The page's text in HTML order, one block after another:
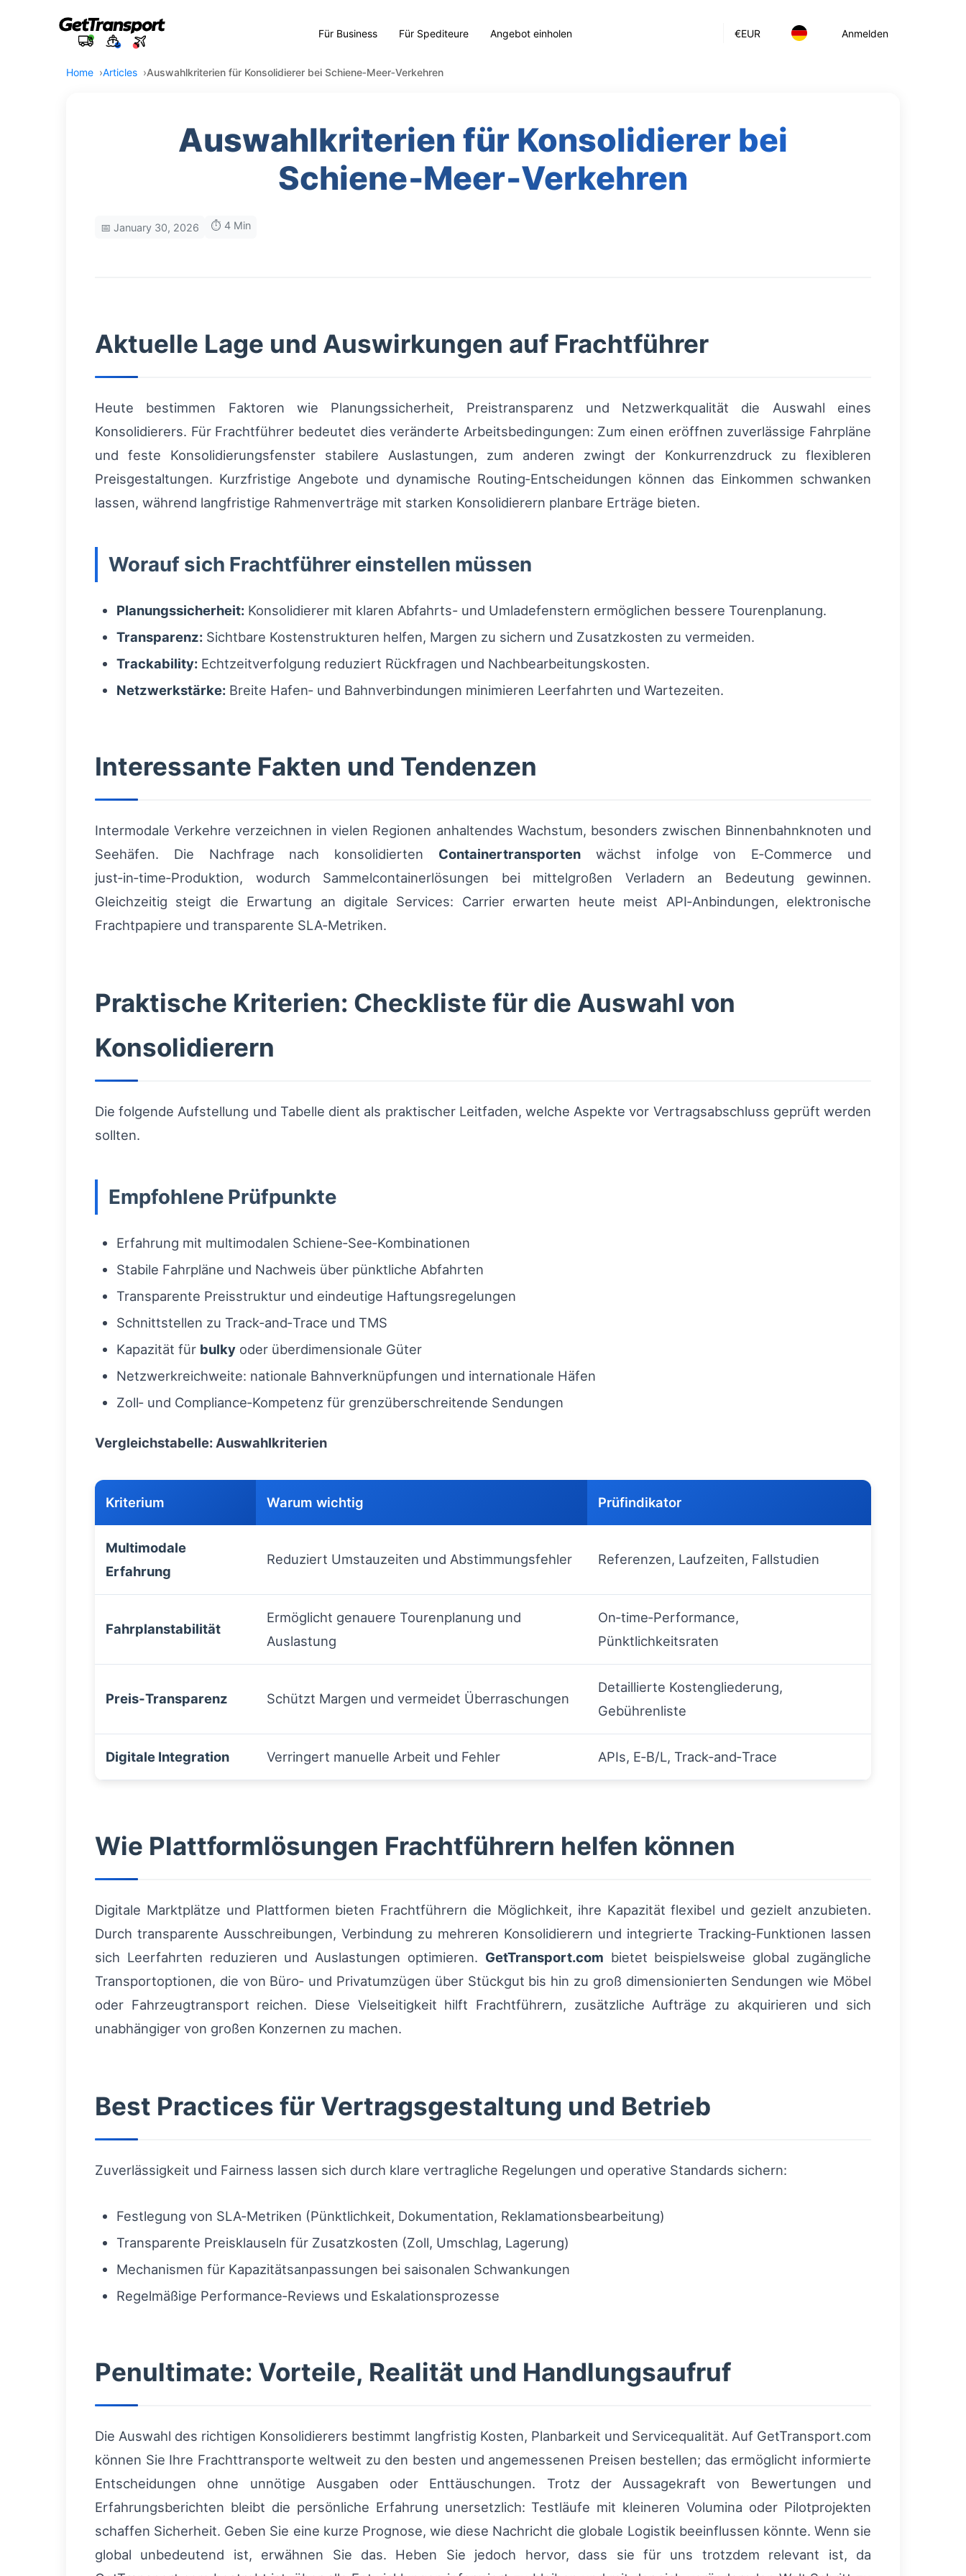
€EUR Anmelden
Für Business Für Spediteure Angebot einholen
Home Articles Auswahlkriterien für Konsolidierer bei Schiene‑Meer‑Verkehren
Auswahlkriterien für Konsolidierer bei
Schiene‑Meer‑Verkehren
📅 January 30, 2026 ⏱️ 4 Min
Aktuelle Lage und Auswirkungen auf Frachtführer
Heute bestimmen Faktoren wie Planungssicherheit, Preistransparenz und Netzwerkqualität die Auswahl eines
Konsolidierers. Für Frachtführer bedeutet dies veränderte Arbeitsbedingungen: Zum einen eröffnen zuverlässige Fahrpläne
und feste Konsolidierungsfenster stabilere Auslastungen, zum anderen zwingt der Konkurrenzdruck zu flexibleren
Preisgestaltungen. Kurzfristige Angebote und dynamische Routing‑Entscheidungen können das Einkommen schwanken
lassen, während langfristige Rahmenverträge mit starken Konsolidierern planbare Erträge bieten.
Worauf sich Frachtführer einstellen müssen
Planungssicherheit: Konsolidierer mit klaren Abfahrts- und Umladefenstern ermöglichen bessere Tourenplanung.
Transparenz: Sichtbare Kostenstrukturen helfen, Margen zu sichern und Zusatzkosten zu vermeiden.
Trackability: Echtzeitverfolgung reduziert Rückfragen und Nachbearbeitungskosten.
Netzwerkstärke: Breite Hafen‑ und Bahnverbindungen minimieren Leerfahrten und Wartezeiten.
Interessante Fakten und Tendenzen
Intermodale Verkehre verzeichnen in vielen Regionen anhaltendes Wachstum, besonders zwischen Binnenbahnknoten und
Seehäfen. Die Nachfrage nach konsolidierten Containertransporten wächst infolge von E‑Commerce und
just‑in‑time‑Produktion, wodurch Sammelcontainerlösungen bei mittelgroßen Verladern an Bedeutung gewinnen.
Gleichzeitig steigt die Erwartung an digitale Services: Carrier erwarten heute meist API‑Anbindungen, elektronische
Frachtpapiere und transparente SLA‑Metriken.
Praktische Kriterien: Checkliste für die Auswahl von
Konsolidierern
Die folgende Aufstellung und Tabelle dient als praktischer Leitfaden, welche Aspekte vor Vertragsabschluss geprüft werden
sollten.
Empfohlene Prüfpunkte
Erfahrung mit multimodalen Schiene‑See‑Kombinationen
Stabile Fahrpläne und Nachweis über pünktliche Abfahrten
Transparente Preisstruktur und eindeutige Haftungsregelungen
Schnittstellen zu Track‑and‑Trace und TMS
Kapazität für bulky oder überdimensionale Güter
Netzwerkreichweite: nationale Bahnverknüpfungen und internationale Häfen
Zoll‑ und Compliance‑Kompetenz für grenzüberschreitende Sendungen
Vergleichstabelle: Auswahlkriterien
Kriterium Warum wichtig Prüfindikator
Multimodale
Erfahrung
Reduziert Umstauzeiten und Abstimmungsfehler Referenzen, Laufzeiten, Fallstudien
Fahrplanstabilität
Ermöglicht genauere Tourenplanung und
Auslastung
On‑time‑Performance,
Pünktlichkeitsraten
Preis‑Transparenz Schützt Margen und vermeidet Überraschungen
Detaillierte Kostengliederung,
Gebührenliste
Digitale Integration Verringert manuelle Arbeit und Fehler APIs, E‑B/L, Track‑and‑Trace
Wie Plattformlösungen Frachtführern helfen können
Digitale Marktplätze und Plattformen bieten Frachtführern die Möglichkeit, ihre Kapazität flexibel und gezielt anzubieten.
Durch transparente Ausschreibungen, Verbindung zu mehreren Konsolidierern und integrierte Tracking‑Funktionen lassen
sich Leerfahrten reduzieren und Auslastungen optimieren. GetTransport.com bietet beispielsweise global zugängliche
Transportoptionen, die von Büro‑ und Privatumzügen über Stückgut bis hin zu groß dimensionierten Sendungen wie Möbel
oder Fahrzeugtransport reichen. Diese Vielseitigkeit hilft Frachtführern, zusätzliche Aufträge zu akquirieren und sich
unabhängiger von großen Konzernen zu machen.
Best Practices für Vertragsgestaltung und Betrieb
Zuverlässigkeit und Fairness lassen sich durch klare vertragliche Regelungen und operative Standards sichern:
Festlegung von SLA‑Metriken (Pünktlichkeit, Dokumentation, Reklamationsbearbeitung)
Transparente Preisklauseln für Zusatzkosten (Zoll, Umschlag, Lagerung)
Mechanismen für Kapazitätsanpassungen bei saisonalen Schwankungen
Regelmäßige Performance‑Reviews und Eskalationsprozesse
Penultimate: Vorteile, Realität und Handlungsaufruf
Die Auswahl des richtigen Konsolidierers bestimmt langfristig Kosten, Planbarkeit und Servicequalität. Auf GetTransport.com
können Sie Ihre Frachttransporte weltweit zu den besten und angemessenen Preisen bestellen; das ermöglicht informierte
Entscheidungen ohne unnötige Ausgaben oder Enttäuschungen. Trotz der Aussagekraft von Bewertungen und
Erfahrungsberichten bleibt die persönliche Erfahrung unersetzlich: Testläufe mit kleineren Volumina oder Pilotprojekten
schaffen Sicherheit. Geben Sie eine kurze Prognose, wie diese Nachricht die globale Logistik beeinflussen könnte. Wenn sie
global unbedeutend ist, erwähnen Sie das. Heben Sie jedoch hervor, dass sie für uns trotzdem relevant ist, da